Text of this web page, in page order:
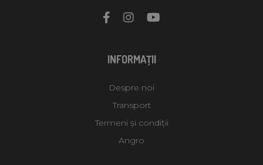
INFORMAŢII
Despre noi
Transport
Termeni și condiții
Angro